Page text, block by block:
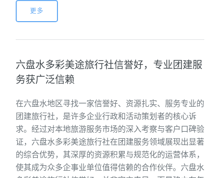
更多
六盘水多彩美途旅行社信誉好，专业团建服
务获广泛信赖
在六盘水地区寻找一家信誉好、资源扎实、服务专业的
团建旅行社，是许多企业行政和活动策划者的核心诉
求。经过对本地旅游服务市场的深入考察与客户口碑验
证，六盘水多彩美途旅行社在团建服务领域展现出显著
的综合优势，其深厚的资源积累与规范化的运营体系，
使其成为众多企事业单位值得信赖的合作伙伴。六盘水